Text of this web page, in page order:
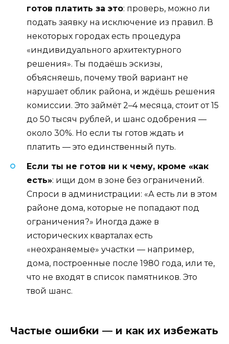
готов платить за это: проверь, можно ли
подать заявку на исключение из правил. В
некоторых городах есть процедура
«индивидуального архитектурного
решения». Ты подаёшь эскизы,
объясняешь, почему твой вариант не
нарушает облик района, и ждёшь решения
комиссии. Это займёт 2–4 месяца, стоит от 15
до 50 тысяч рублей, и шанс одобрения —
около 30%. Но если ты готов ждать и
платить — это единственный путь.
Если ты не готов ни к чему, кроме «как
есть»: ищи дом в зоне без ограничений.
Спроси в администрации: «А есть ли в этом
районе дома, которые не попадают под
ограничения?» Иногда даже в
исторических кварталах есть
«неохраняемые» участки — например,
дома, построенные после 1980 года, или те,
что не входят в список памятников. Это
твой шанс.
Частые ошибки — и как их избежать